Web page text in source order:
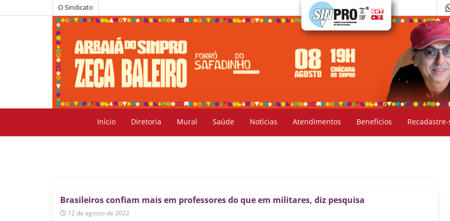
O Sindicato
Início Diretoria Mural Saúde Notícias Atendimentos Benefícios Recadastre-
Brasileiros confiam mais em professores do que em militares, diz pesquisa
12 de agosto de 2022